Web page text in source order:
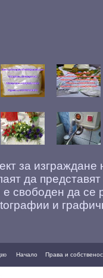
за
да
свободен да се
и
Начало Права и